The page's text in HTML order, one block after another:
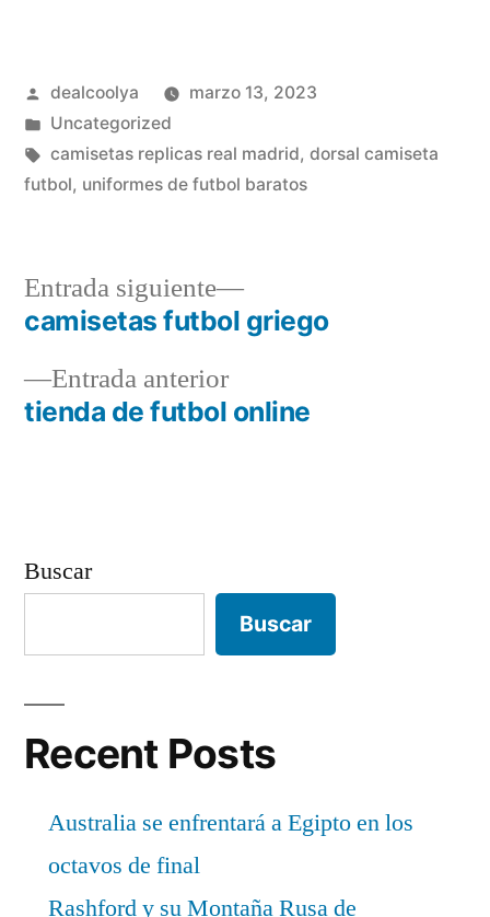
Publicado
por
dealcoolya
marzo 13, 2023
Publicado
en
Uncategorized
Etiquetas:
camisetas replicas real madrid, dorsal camiseta
futbol, uniformes de futbol baratos
Navegación
deEntrada anteriorEntrada
anterior:
tienda de futbol online
Entrada siguiente
Entrada
siguiente:
camisetas futbol griego
Buscar
Buscar
Recent Posts
Australia se enfrentará a Egipto en los
octavos de final
Rashford y su Montaña Rusa de